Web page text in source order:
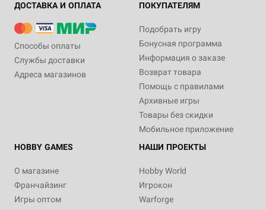
ДОСТАВКА И ОПЛАТА
Способы оплаты
Службы доставки
Адреса магазинов
ПОКУПАТЕЛЯМ
Подобрать игру
Бонусная программа
Информация о заказе
Возврат товара
Помощь с правилами
Архивные игры
Товары без скидки
Мобильное приложение
HOBBY GAMES
О магазине
Франчайзинг
Игры оптом
НАШИ ПРОЕКТЫ
Hobby World
Игрокон
Warforge